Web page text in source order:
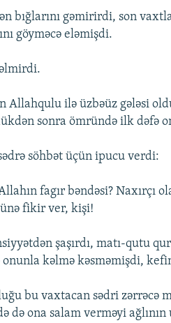
bığlarını gəmirirdi, son
göyməcə eləmişdi.
Allahqulu ilə üzbəüz gələsi
sonra ömründə ilk dəfə
söhbət üçün ipucu verdi:
fagır bəndəsi? Naxırçı
fikir ver, kişi!
şaşırdı, matı-qutu
kəlmə kəsməmişdi,
bu vaxtacan sədri zərrəcə
də ona salam verməyi